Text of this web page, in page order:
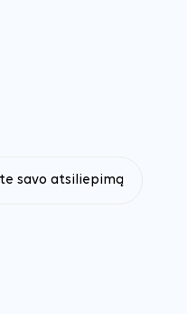
savo atsiliepimą